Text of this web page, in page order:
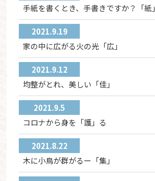
手紙を書くとき、手書きですか？「紙」
2021.9.19
家の中に広がる火の光「広」
2021.9.12
均整がとれ、美しい「佳」
2021.9.5
コロナから身を「護」る
2021.8.22
木に小鳥が群がるー「集」